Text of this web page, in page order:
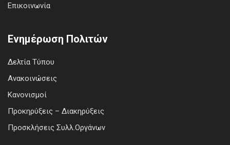
Επικοινωνία
Ενημέρωση Πολιτών
Δελτία Τύπου
Ανακοινώσεις
Κανονισμοί
Προκηρύξεις – Διακηρύξεις
Προσκλήσεις Συλλ.Οργάνων